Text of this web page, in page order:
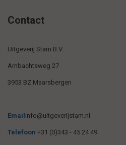
Contact
Uitgeverij Stam B.V.
Ambachtsweg 27
3953 BZ Maarsbergen
Email info@uitgeverijstam.nl
Telefoon +31 (0)343 - 45 24 49